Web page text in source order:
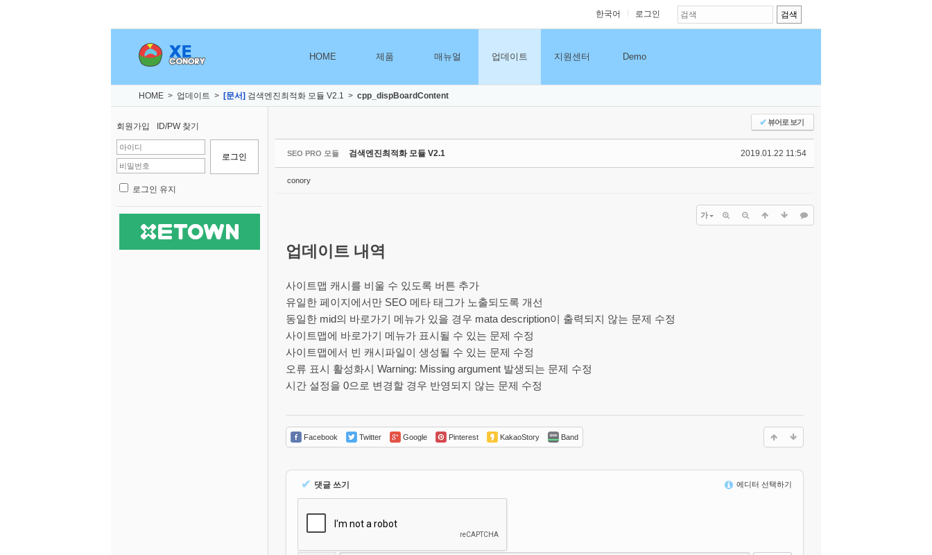
한국어 로그인
HOME 제품 매뉴얼 업데이트 지원센터 Demo
HOME > 업데이트 > [문서] 검색엔진최적화 모듈 V2.1 > cpp_dispBoardContent
회원가입 ID/PW 찾기
로그인 유지
✔뷰어로 보기
SEO PRO 모듈 2019.01.22 11:54
검색엔진최적화 모듈 V2.1
conory
가
업데이트 내역
사이트맵 캐시를 비울 수 있도록 버튼 추가
유일한 페이지에서만 SEO 메타 태그가 노출되도록 개선
동일한 mid의 바로가기 메뉴가 있을 경우 mata description이 출력되지 않는 문제 수정
사이트맵에 바로가기 메뉴가 표시될 수 있는 문제 수정
사이트맵에서 빈 캐시파일이 생성될 수 있는 문제 수정
오류 표시 활성화시 Warning: Missing argument 발생되는 문제 수정
시간 설정을 0으로 변경할 경우 반영되지 않는 문제 수정
Facebook Twitter Google Pinterest KakaoStory Band
✔ 댓글 쓰기 에디터 선택하기